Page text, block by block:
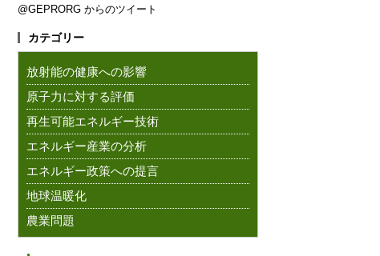
@GEPRORG からのツイート
カテゴリー
放射能の健康への影響
原子力に対する評価
再生可能エネルギー技術
エネルギー産業の分析
エネルギー政策への提言
地球温暖化
農業問題